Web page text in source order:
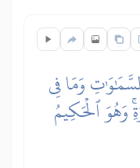
وَمَا فِي
وَهُوَ ٱلۡحَكِيمُ